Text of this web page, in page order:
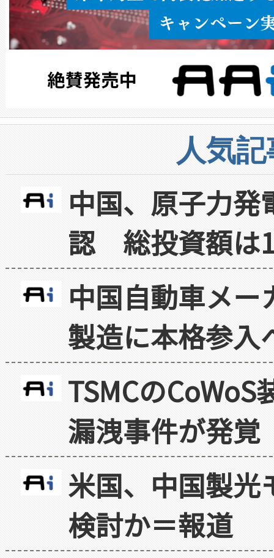
人気
中国、原子力
認 総投資額は
中国自動車メ
製造に本格参入
TSMCの
漏洩事件が発覚
米国、中国製光
検討か＝報道